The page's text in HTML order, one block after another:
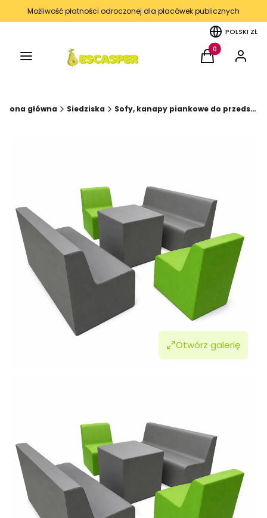
Możliwość płatności odroczonej dla placówek publicznych
POLSKI ZŁ
Menu Produkty w
Koszyk Zaloguj
główna Siedziska Sofy, kanapy piankowe do przedszkoli, żłobków, szkół
Otwórz galerię